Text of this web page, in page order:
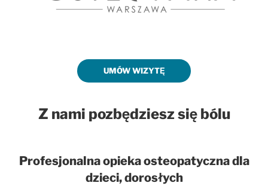
UMÓW WIZYTĘ
Z nami pozbędziesz się bólu
Profesjonalna opieka osteopatyczna dla
dzieci, dorosłych